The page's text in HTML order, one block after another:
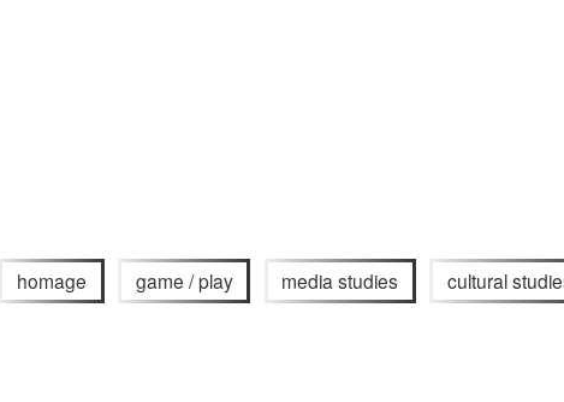
homage game / play media studies cultural